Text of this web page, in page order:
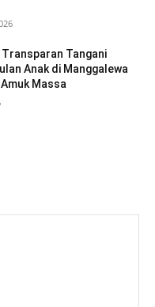
Tangani
Anak di Manggalewa
Massa